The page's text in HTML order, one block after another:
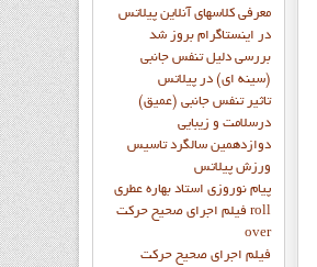
معرفی کلاسهای آنلاین پیلاتس
در اینستاگرام بروز شد
بررسی دلیل تنفس جانبی
(سینه ای) در پیلاتس
تاثیر تنفس جانبی (عمیق)
درسلامت و زیبایی
دوازدهمين سالگرد تاسيس
ورزش پيلاتس
پيام نوروزي استاد بهاره عطري
فيلم اجراي صحيح حرکت roll
over
فيلم اجراي صحيح حركت